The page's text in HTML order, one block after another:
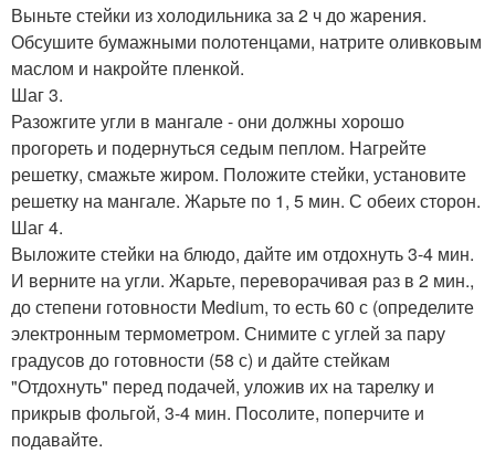
Выньте стейки из холодильника за 2 ч до жарения.
Обсушите бумажными полотенцами, натрите оливковым
маслом и накройте пленкой.
Шаг 3.
Разожгите угли в мангале - они должны хорошо
прогореть и подернуться седым пеплом. Нагрейте
решетку, смажьте жиром. Положите стейки, установите
решетку на мангале. Жарьте по 1, 5 мин. С обеих сторон.
Шаг 4.
Выложите стейки на блюдо, дайте им отдохнуть 3-4 мин.
И верните на угли. Жарьте, переворачивая раз в 2 мин.,
до степени готовности Medium, то есть 60 с (определите
электронным термометром. Снимите с углей за пару
градусов до готовности (58 с) и дайте стейкам
"Отдохнуть" перед подачей, уложив их на тарелку и
прикрыв фольгой, 3-4 мин. Посолите, поперчите и
подавайте.